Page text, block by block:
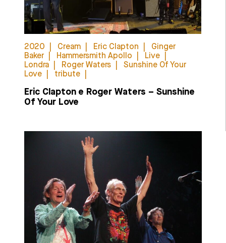
2020 Cream Eric Clapton
Ginger
Baker
Hammersmith Apollo
Live
Londra
Roger Waters
Sunshine Of Your
Love
tribute
Eric Clapton e Roger Waters – Sunshine
Of Your Love